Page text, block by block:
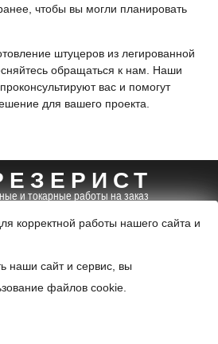
чтобы вы могли планировать
штуцеров из легированной
обращаться к нам. Наши
вас и помогут
для вашего проекта.
и токарные работы на заказ
и обработки персональных
корректной работы нашего сайта и
наши сайт и сервис, вы
файлов cookie.